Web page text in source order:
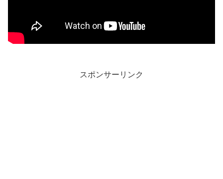
スポンサーリンク